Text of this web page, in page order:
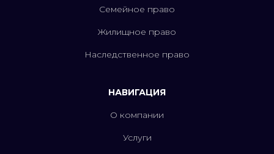
НАВИГАЦИЯ
О компании
Услуги
Семейное право
Жилищное право
Наследственное право